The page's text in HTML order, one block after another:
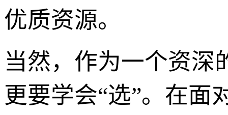
优质资源。
当然，作为一个资深
更要学会“选”。在面